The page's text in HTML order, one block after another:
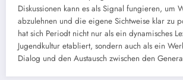
Diskussionen kann es als Signal fungieren, um
abzulehnen und die eigene Sichtweise klar zu
hat sich Periodt nicht nur als ein dynamisches
Jugendkultur etabliert, sondern auch als ein
Dialog und den Austausch zwischen den